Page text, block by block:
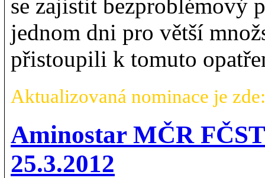
se zajistit bezproblémový
jednom dni pro větší
přistoupili k tomuto
Aktualizovaná nominace je zde:
Aminostar MČR
25.3.2012